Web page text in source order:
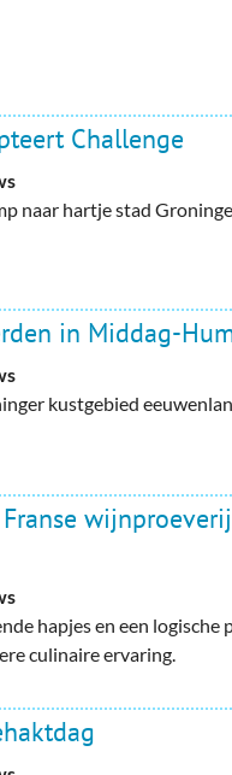
Challenge
naar hartje stad
in Middag-
kustgebied
hapjes en een
culinaire ervaring.